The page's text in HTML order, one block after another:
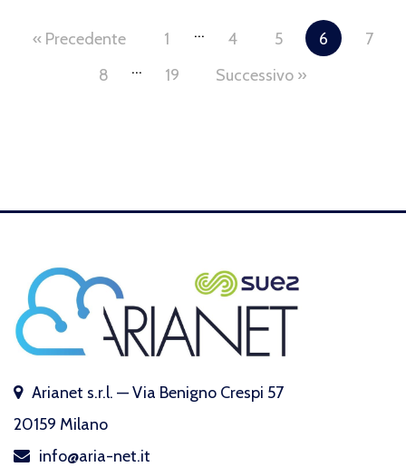
« Precedente 1 … 4 5 6
7
8
… 19 Successivo »
Arianet s.r.l. — Via Benigno Crespi 57
20159 Milano
info@aria-net.it